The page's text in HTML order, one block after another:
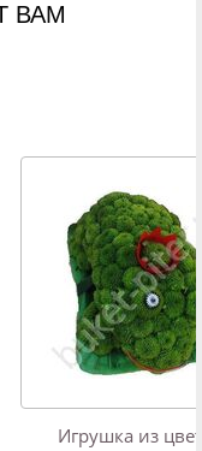
ВАМ
Игрушка из